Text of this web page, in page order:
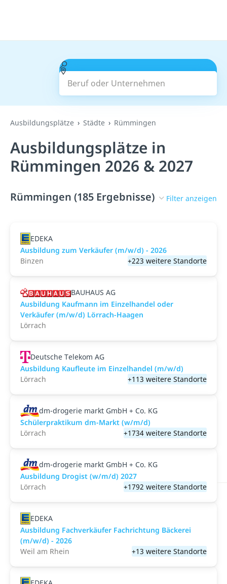
Beruf oder Unternehmen
Suchen
Ausbildungsplätze Städte Rümmingen
Ausbildungsplätze in
Rümmingen 2026 & 2027
Rümmingen (185 Ergebnisse) Filter anzeigen
EDEKA
Ausbildung zum Verkäufer (m/w/d) - 2026
Binzen
+223 weitere Standorte
BAUHAUS AG
Ausbildung Kaufmann im Einzelhandel oder
Verkäufer (m/w/d) Lörrach-Haagen
Lörrach
Deutsche Telekom AG
Ausbildung Kaufleute im Einzelhandel (m/w/d)
Lörrach
+113 weitere Standorte
dm-drogerie markt GmbH + Co. KG
Schülerpraktikum dm-Markt (w/m/d)
Lörrach
+1734 weitere Standorte
dm-drogerie markt GmbH + Co. KG
Ausbildung Drogist (w/m/d) 2027
Lörrach
+1792 weitere Standorte
EDEKA
Ausbildung Fachverkäufer Fachrichtung Bäckerei
(m/w/d) - 2026
Weil am Rhein
+13 weitere Standorte